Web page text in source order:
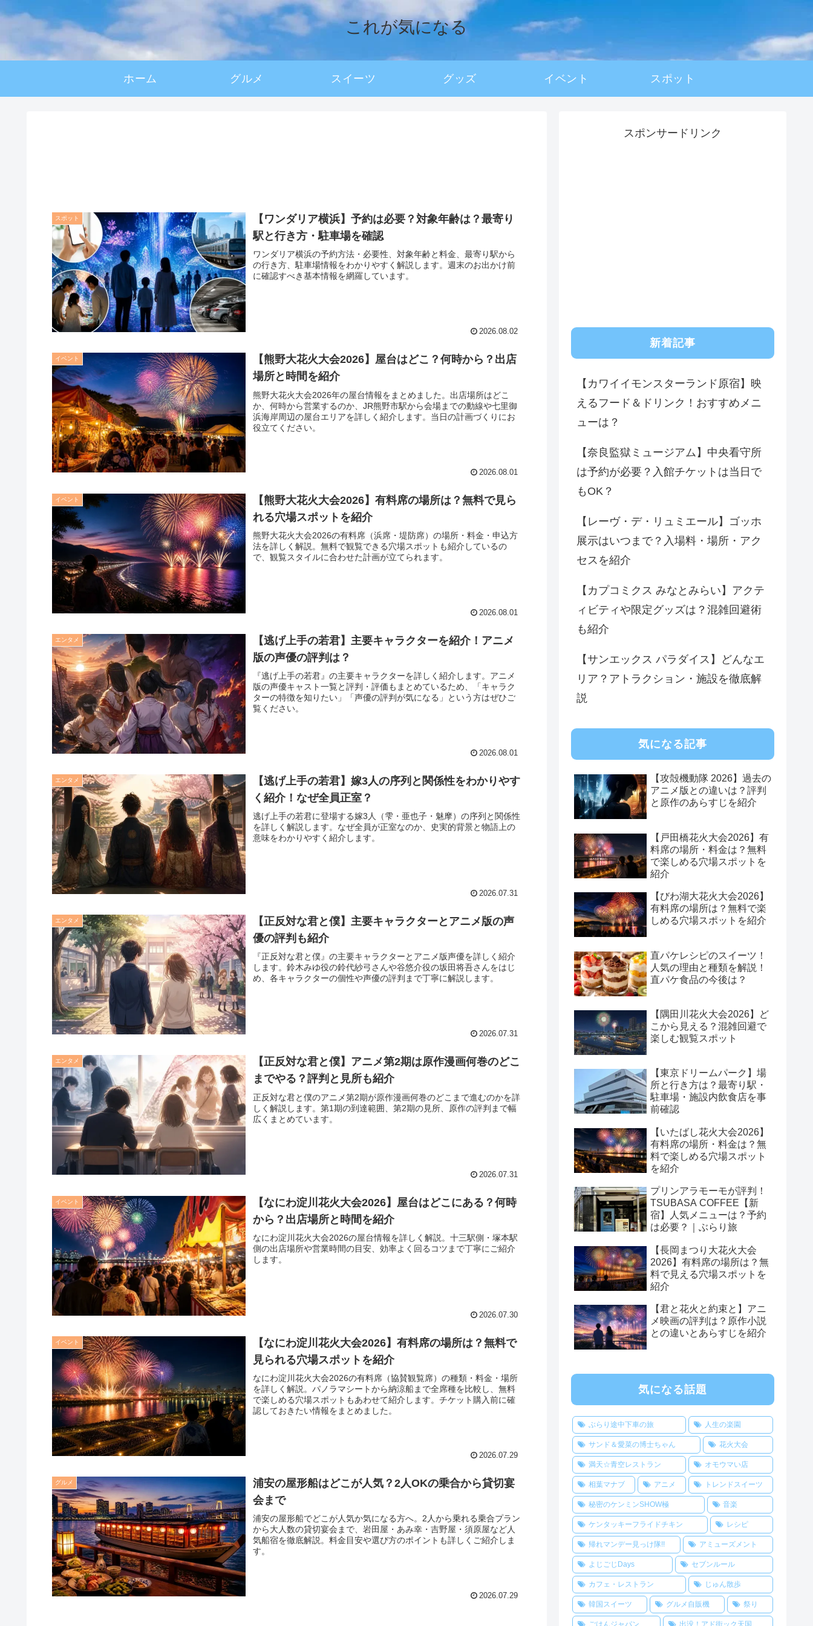
これが気になる
ホーム グルメ スイーツ グッズ イベント スポット
スポット
【ワンダリア横浜】予約は必要？対象年齢は？最寄り
駅と行き方・駐車場を確認
ワンダリア横浜の予約方法・必要性、対象年齢と料金、最寄り駅から
の行き方、駐車場情報をわかりやすく解説します。週末のお出かけ前
に確認すべき基本情報を網羅しています。
2026.08.02
イベント
【熊野大花火大会2026】屋台はどこ？何時から？出店
場所と時間を紹介
熊野大花火大会2026年の屋台情報をまとめました。出店場所はどこ
か、何時から営業するのか、JR熊野市駅から会場までの動線や七里御
浜海岸周辺の屋台エリアを詳しく紹介します。当日の計画づくりにお
役立てください。
2026.08.01
イベント
【熊野大花火大会2026】有料席の場所は？無料で見ら
れる穴場スポットを紹介
熊野大花火大会2026の有料席（浜席・堤防席）の場所・料金・申込方
法を詳しく解説。無料で観覧できる穴場スポットも紹介しているの
で、観覧スタイルに合わせた計画が立てられます。
2026.08.01
エンタメ
【逃げ上手の若君】主要キャラクターを紹介！アニメ
版の声優の評判は？
『逃げ上手の若君』の主要キャラクターを詳しく紹介します。アニメ
版の声優キャスト一覧と評判・評価もまとめているため、「キャラク
ターの特徴を知りたい」「声優の評判が気になる」という方はぜひご
覧ください。
2026.08.01
エンタメ
【逃げ上手の若君】嫁3人の序列と関係性をわかりやす
く紹介！なぜ全員正室？
逃げ上手の若君に登場する嫁3人（雫・亜也子・魅摩）の序列と関係性
を詳しく解説します。なぜ全員が正室なのか、史実的背景と物語上の
意味をわかりやすく紹介します。
2026.07.31
エンタメ
【正反対な君と僕】主要キャラクターとアニメ版の声
優の評判も紹介
『正反対な君と僕』の主要キャラクターとアニメ版声優を詳しく紹介
します。鈴木みゆ役の鈴代紗弓さんや谷悠介役の坂田将吾さんをはじ
め、各キャラクターの個性や声優の評判まで丁寧に解説します。
2026.07.31
エンタメ
【正反対な君と僕】アニメ第2期は原作漫画何巻のどこ
までやる？評判と見所も紹介
正反対な君と僕のアニメ第2期が原作漫画何巻のどこまで進むのかを詳
しく解説します。第1期の到達範囲、第2期の見所、原作の評判まで幅
広くまとめています。
2026.07.31
イベント
【なにわ淀川花火大会2026】屋台はどこにある？何時
から？出店場所と時間を紹介
なにわ淀川花火大会2026の屋台情報を詳しく解説。十三駅側・塚本駅
側の出店場所や営業時間の目安、効率よく回るコツまで丁寧にご紹介
します。
2026.07.30
イベント
【なにわ淀川花火大会2026】有料席の場所は？無料で
見られる穴場スポットを紹介
なにわ淀川花火大会2026の有料席（協賛観覧席）の種類・料金・場所
を詳しく解説。パノラマシートから納涼船まで全席種を比較し、無料
で楽しめる穴場スポットもあわせて紹介します。チケット購入前に確
認しておきたい情報をまとめました。
2026.07.29
グルメ
浦安の屋形船はどこが人気？2人OKの乗合から貸切宴
会まで
浦安の屋形船でどこが人気か気になる方へ。2人から乗れる乗合プラン
から大人数の貸切宴会まで、岩田屋・あみ幸・吉野屋・須原屋など人
気船宿を徹底解説。料金目安や選び方のポイントも詳しくご紹介しま
す。
2026.07.29
スポンサードリンク
新着記事
【カワイイモンスターランド原宿】映
えるフード＆ドリンク！おすすめメニ
ューは？
【奈良監獄ミュージアム】中央看守所
は予約が必要？入館チケットは当日で
もOK？
【レーヴ・デ・リュミエール】ゴッホ
展示はいつまで？入場料・場所・アク
セスを紹介
【カプコミクス みなとみらい】アクテ
ィビティや限定グッズは？混雑回避術
も紹介
【サンエックス パラダイス】どんなエ
リア？アトラクション・施設を徹底解
説
気になる記事
【攻殻機動隊 2026】過去の
アニメ版との違いは？評判
と原作のあらすじを紹介
【戸田橋花火大会2026】有
料席の場所・料金は？無料
で楽しめる穴場スポットを
紹介
【びわ湖大花火大会2026】
有料席の場所は？無料で楽
しめる穴場スポットを紹介
直パケレシピのスイーツ！
人気の理由と種類を解説！
直パケ食品の今後は？
【隅田川花火大会2026】ど
こから見える？混雑回避で
楽しむ観覧スポット
【東京ドリームパーク】場
所と行き方は？最寄り駅・
駐車場・施設内飲食店を事
前確認
【いたばし花火大会2026】
有料席の場所・料金は？無
料で楽しめる穴場スポット
を紹介
プリンアラモーモが評判！
TSUBASA COFFEE【新
宿】人気メニューは？予約
は必要？｜ぶらり旅
【長岡まつり大花火大会
2026】有料席の場所は？無
料で見える穴場スポットを
紹介
【君と花火と約束と】アニ
メ映画の評判は？原作小説
との違いとあらすじを紹介
気になる話題
ぶらり途中下車の旅 人生の楽園
サンド＆愛菜の博士ちゃん 花火大会
満天☆青空レストラン オモウマい店
相葉マナブ アニメ トレンドスイーツ
秘密のケンミンSHOW極 音楽
ケンタッキーフライドチキン レシピ
帰れマンデー見っけ隊!! アミューズメント
よじごじDays セブンルール
カフェ・レストラン じゅん散歩
韓国スイーツ グルメ自販機 祭り